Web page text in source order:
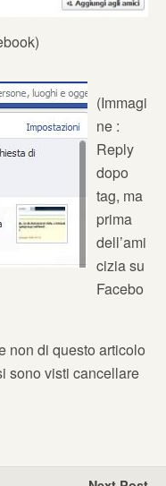
(Immagi
ne :
Reply
dopo
tag, ma
prima
dell’ami
cizia su
Facebo
non di questo articolo
sono visti cancellare